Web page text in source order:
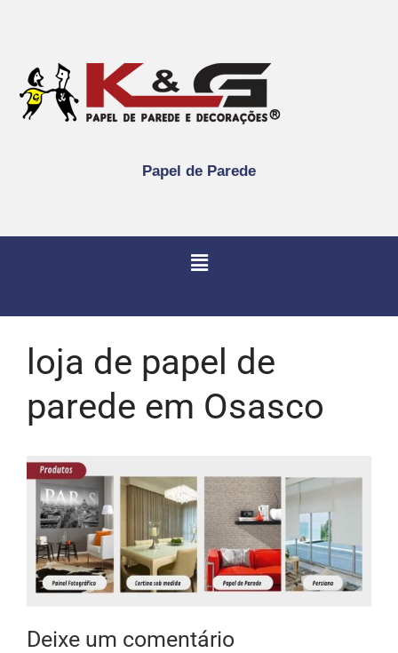
Papel de Parede
loja de papel de
parede em Osasco
Deixe um comentário